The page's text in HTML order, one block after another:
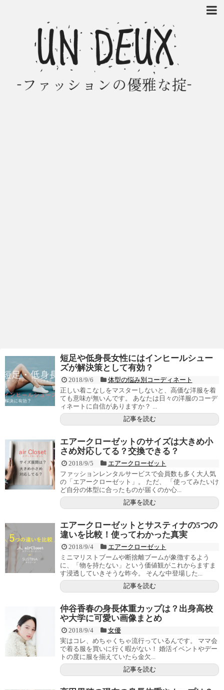
短足や低身長女性にはインヒールシュー
ズが解決策として有効？
2018/9/6
体型の悩み別コーディネート
正しい着こなしをマスターしないと、高価な洋服を着
ても意味が無いんです。 あなたは日々の洋服のコーデ
ィネートに自信がありますか？ ...
記事を読む
エアークローゼットのサイズは大きめ小
さめ対応してる？交換できる？
2018/9/5
エアークローゼット
ファッションレンタルサービスで会員数も多く大人気
の「エアークローゼット」。 ただ、 「使ってみたいけ
ど自分の体型に合ったものが届くのか心...
記事を読む
エアークローゼットとサスティナの5つの
違いを比較！使ってわかった真実
2018/9/4
エアークローゼット
ミニマリストブームや断捨離ブームが象徴するよう
に、「物を持たない」という価値観がこれからますま
す浸透していきそうな昨今。 そんな中登場した...
記事を読む
仲谷香春の身長体重カップは？出身高校
や大学に可愛い画像まとめ
2018/9/4
女優
実はコレ、めちゃくちゃ流行っているんです。 ママ会
で着る服を買いに行く暇がない！ 婚活イベントやデー
トの度に服を揃えていたら金欠...
記事を読む